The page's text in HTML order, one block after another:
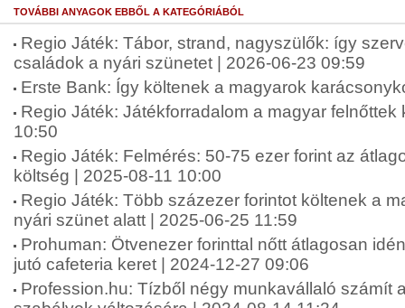
TOVÁBBI ANYAGOK EBBŐL A KATEGÓRIÁBÓL
Regio Játék: Tábor, strand, nagyszülők: így
családok a nyári szünetet | 2026-06-23 09:59
Erste Bank: Így költenek a magyarok
Regio Játék: Játékforradalom a magyar felnőttek
10:50
Regio Játék: Felmérés: 50-75 ezer forint az
költség | 2025-08-11 10:00
Regio Játék: Több százezer forintot költenek a
nyári szünet alatt | 2025-06-25 11:59
Prohuman: Ötvenezer forinttal nőtt átlagosan
jutó cafeteria keret | 2024-12-27 09:06
Profession.hu: Tízből négy munkavállaló számít